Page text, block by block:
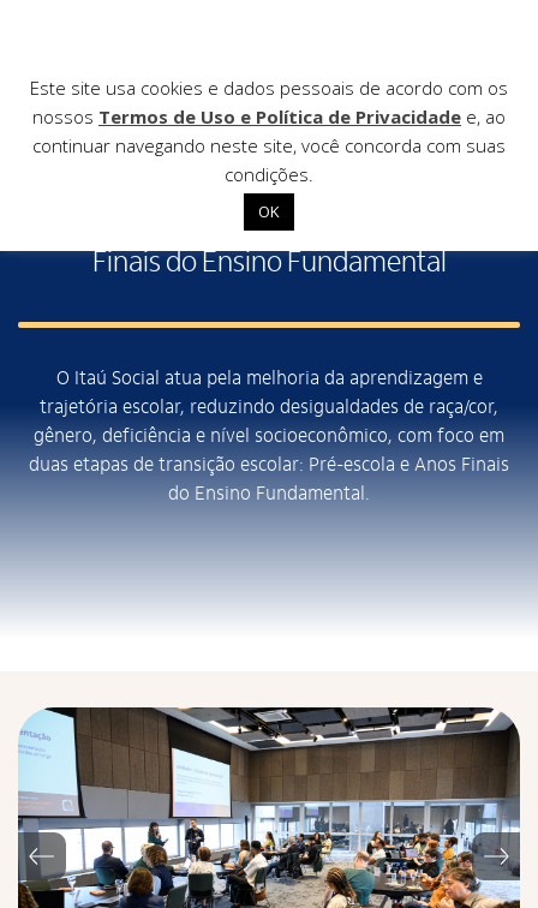
Biblioteca
Notícias
Editais
BEM-VINDA E BEM-VINDO AO ITAÚ SOCIAL
Educação de Qualidade: Pré-escola e Anos
Finais do Ensino Fundamental
O Itaú Social atua pela melhoria da aprendizagem e
trajetória escolar, reduzindo desigualdades de raça/cor,
gênero, deficiência e nível socioeconômico, com foco em
duas etapas de transição escolar: Pré-escola e Anos Finais
do Ensino Fundamental.
Previous
Este site usa cookies e dados pessoais de acordo com os
nossos Termos de Uso e Política de Privacidade e, ao
continuar navegando neste site, você concorda com suas
condições.
OK